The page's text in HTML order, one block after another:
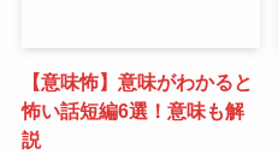
【意味怖】意味がわかると
怖い話短編6選！意味も解
説